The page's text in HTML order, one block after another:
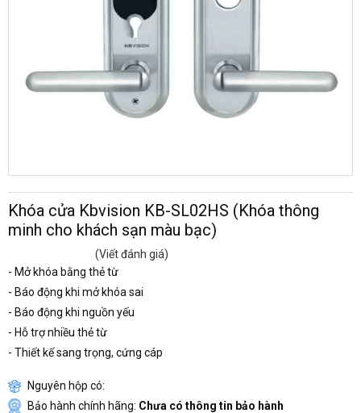
Khóa cửa Kbvision KB-SL02HS (Khóa thông
minh cho khách sạn màu bạc)
(Viết đánh giá)
- Mở khóa bằng thẻ từ
- Báo động khi mở khóa sai
- Báo động khi nguồn yếu
- Hỗ trợ nhiều thẻ từ
- Thiết kế sang trọng, cứng cáp
Nguyên hộp có:
Bảo hành chính hãng: Chưa có thông tin bảo hành